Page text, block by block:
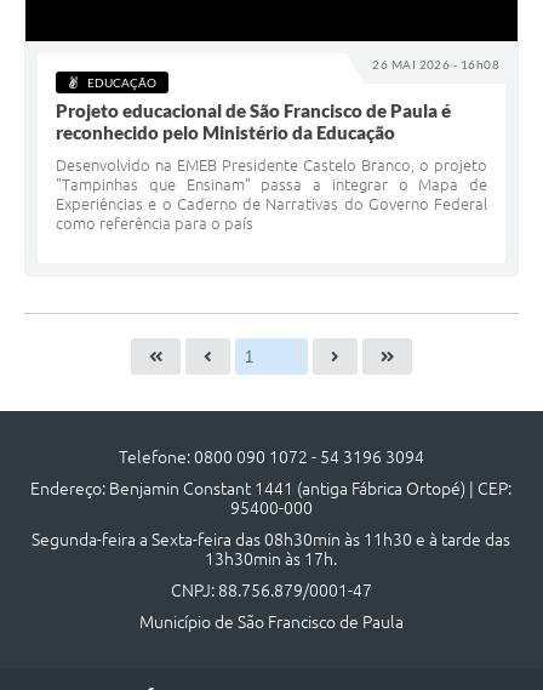
26 MAI 2026 - 16h08
EDUCAÇÃO
Projeto educacional de São Francisco de Paula é
reconhecido pelo Ministério da Educação
Desenvolvido na EMEB Presidente Castelo Branco, o projeto
"Tampinhas que Ensinam" passa a integrar o Mapa de
Experiências e o Caderno de Narrativas do Governo Federal
como referência para o país
Telefone: 0800 090 1072 - 54 3196 3094
Endereço: Benjamin Constant 1441 (antiga Fábrica Ortopé) | CEP:
95400-000
Segunda-feira a Sexta-feira das 08h30min às 11h30 e à tarde das
13h30min às 17h.
CNPJ: 88.756.879/0001-47
Município de São Francisco de Paula